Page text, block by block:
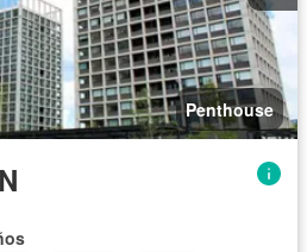
Penthouse